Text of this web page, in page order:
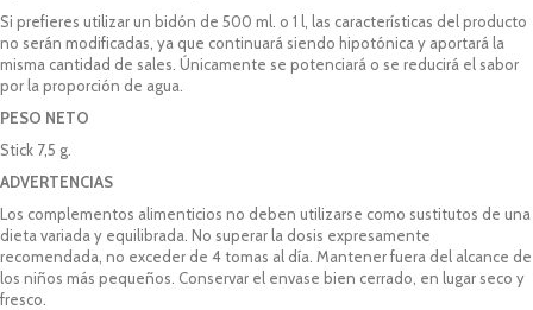
Si prefieres utilizar un bidón de 500 ml. o 1 l, las características del producto
no serán modificadas, ya que continuará siendo hipotónica y aportará la
misma cantidad de sales. Únicamente se potenciará o se reducirá el sabor
por la proporción de agua.
PESO NETO
Stick 7,5 g.
ADVERTENCIAS
Los complementos alimenticios no deben utilizarse como sustitutos de una
dieta variada y equilibrada. No superar la dosis expresamente
recomendada, no exceder de 4 tomas al día. Mantener fuera del alcance de
los niños más pequeños. Conservar el envase bien cerrado, en lugar seco y
fresco.